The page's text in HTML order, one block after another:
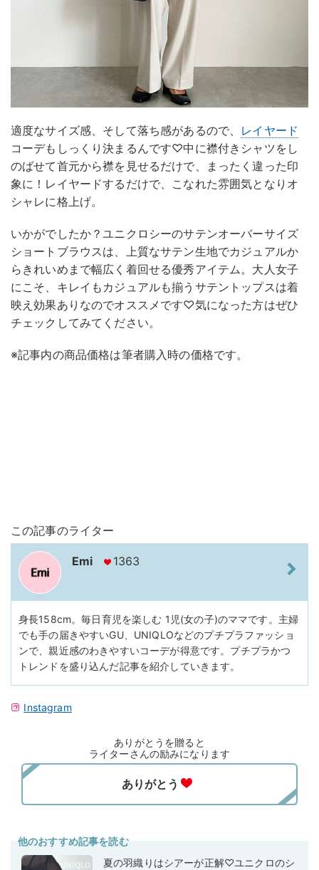
適度なサイズ感、そして落ち感があるので、 レイヤード
コーデもしっくり決まるんです♡中に襟付きシャツをし
のばせて首元から襟を見せるだけで、まったく違った印
象に！レイヤードするだけで、こなれた雰囲気となりオ
シャレに格上げ。
いかがでしたか？ユニクロシーのサテンオーバーサイズ
ショートブラウスは、上質なサテン生地でカジュアルか
らきれいめまで幅広く着回せる優秀アイテム。大人女子
にこそ、キレイもカジュアルも揃うサテントップスは着
映え効果ありなのでオススメです♡気になった方はぜひ
チェックしてみてください。
※記事内の商品価格は筆者購入時の価格です。
この記事のライター
Emi 1363
身長158cm。毎日育児を楽しむ 1児(女の子)のママです。主婦
でも手の届きやすいGU、UNIQLOなどのプチプラファッショ
ンで、親近感のわきやすいコーデが得意です。プチプラかつ
トレンドを盛り込んだ記事を紹介していきます。
Instagram
ありがとうを贈ると
ライターさんの励みになります
他のおすすめ記事を読む
夏の羽織りはシアーが正解♡ユニクロのシ